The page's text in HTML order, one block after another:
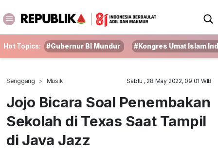
Hot Topics: #Gubernur BI Mundur #Kongres Umat Islam
Senggang Musik Sabtu , 28 May 2022, 09:01 WIB
Jojo Bicara Soal Penembakan
Sekolah di Texas Saat Tampil
di Java Jazz